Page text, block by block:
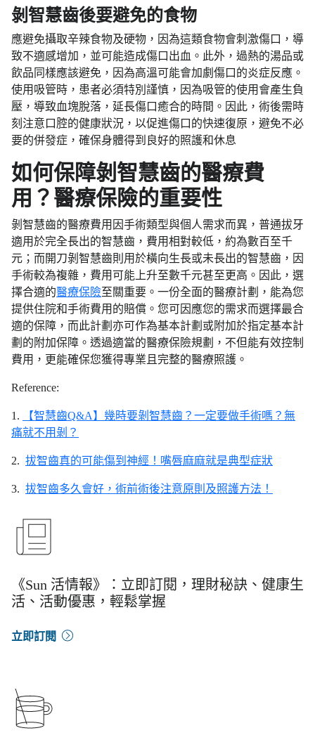
剝智慧齒後要避免的食物
應避免攝取辛辣食物及硬物，因為這類食物會刺激傷口，導
致不適感增加，並可能造成傷口出血。此外，過熱的湯品或
飲品同樣應該避免，因為高溫可能會加劇傷口的炎症反應。
使用吸管時，患者必須特別謹慎，因為吸管的使用會產生負
壓，導致血塊脫落，延長傷口癒合的時間。因此，術後需時
刻注意口腔的健康狀況，以促進傷口的快速復原，避免不必
要的併發症，確保身體得到良好的照護和休息
如何保障剝智慧齒的醫療費
用？醫療保險的重要性
剝智慧齒的醫療費用因手術類型與個人需求而異，普通拔牙
適用於完全長出的智慧齒，費用相對較低，約為數百至千
元；而開刀剝智慧齒則用於橫向生長或未長出的智慧齒，因
手術較為複雜，費用可能上升至數千元甚至更高。因此，選
擇合適的醫療保險至關重要。一份全面的醫療計劃，能為您
提供住院和手術費用的賠償。您可因應您的需求而選擇最合
適的保障，而此計劃亦可作為基本計劃或附加於指定基本計
劃的附加保障。透過適當的醫療保險規劃，不但能有效控制
費用，更能確保您獲得專業且完整的醫療照護。
Reference:
1.
【智慧齒Q&A】幾時要剝智慧齒？一定要做手術嗎？無
痛就不用剝？
2. 拔智齒真的可能傷到神經！嘴唇麻麻就是典型症狀
3. 拔智齒多久會好，術前術後注意原則及照護方法！
《Sun 活情報》：立即訂閱，理財秘訣、健康生
活、活動優惠，輕鬆掌握
立即訂閱